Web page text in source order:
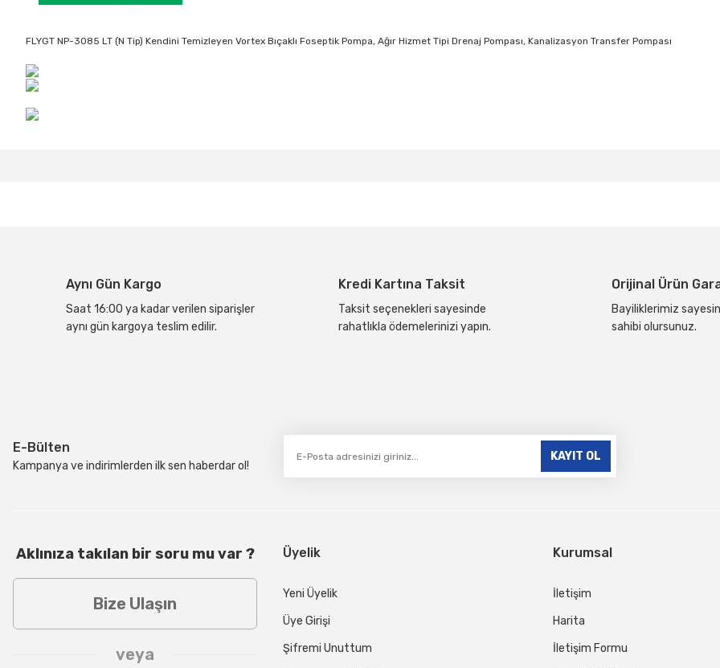
FLYGT NP-3085 LT (N Tip) Kendini Temizleyen Vortex Bıçaklı Foseptik Pompa, Ağır Hizmet Tipi Drenaj Pompası, Kanalizasyon Transfer Pompası
Ürün fiyatı diğer sitelerden daha pahalı.
Bu ürüne benzer farklı alternatifler olmalı.
Aynı Gün Kargo
Saat 16:00 ya kadar verilen siparişler
aynı gün kargoya teslim edilir.
Kredi Kartına Taksit
Taksit seçenekleri sayesinde
rahatlıkla ödemelerinizi yapın.
Orijinal Ürün
Bayiliklerimiz
sahibi olursunuz.
E-Bülten
Kampanya ve indirimlerden ilk sen haberdar ol!
KAYIT OL
Aklınıza takılan bir soru mu var ?
Bize Ulaşın
veya
Üyelik
Yeni Üyelik
Üye Girişi
Şifremi Unuttum
Kurumsal
İletişim
Harita
İletişim Formu